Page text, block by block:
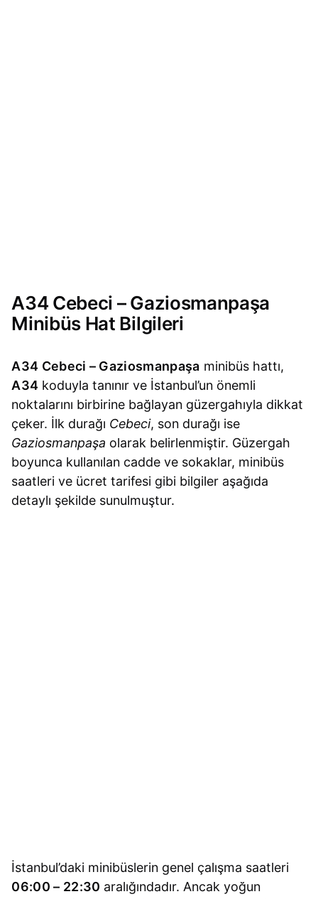
A34 Cebeci – Gaziosmanpaşa
Minibüs Hat Bilgileri
A34 Cebeci – Gaziosmanpaşa minibüs hattı,
A34 koduyla tanınır ve İstanbul’un önemli
noktalarını birbirine bağlayan güzergahıyla dikkat
çeker. İlk durağı Cebeci, son durağı ise
Gaziosmanpaşa olarak belirlenmiştir. Güzergah
boyunca kullanılan cadde ve sokaklar, minibüs
saatleri ve ücret tarifesi gibi bilgiler aşağıda
detaylı şekilde sunulmuştur.
İstanbul’daki minibüslerin genel çalışma saatleri
06:00 – 22:30 aralığındadır. Ancak yoğun